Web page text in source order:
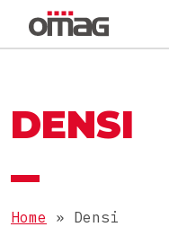
Alimentare
DENSI
Home » Densi